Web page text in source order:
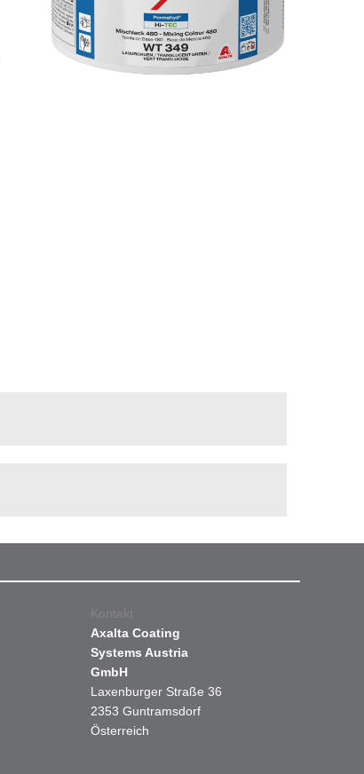
Kontakt
Axalta Coating
Systems Austria
GmbH
Laxenburger Straße 36
2353 Guntramsdorf
Österreich